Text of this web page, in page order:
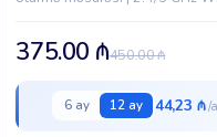
450.00₼
375.00 ₼
6 ay 12 ay 44,23 ₼